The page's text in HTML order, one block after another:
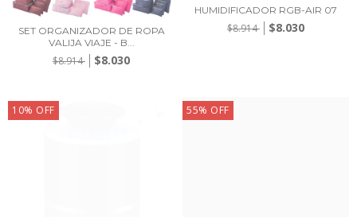
SET ORGANIZADOR DE ROPA
VALIJA VIAJE - B...
$8.914 $8.030
HUMIDIFICADOR RGB-AIR 07
$8.914 $8.030
10% OFF 55% OFF